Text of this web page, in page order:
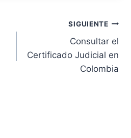
SIGUIENTE
Consultar el
Certificado Judicial en
Colombia